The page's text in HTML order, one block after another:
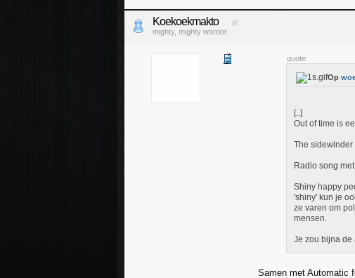
Koekoekmakto
mighty, mighty warrior
quote:
Op
[..]
Out of time is
The sidewinder
Radio song
Shiny happy
'shiny' kun je
ze varen om
mensen.
Je zou bijna de
Samen met Automatic